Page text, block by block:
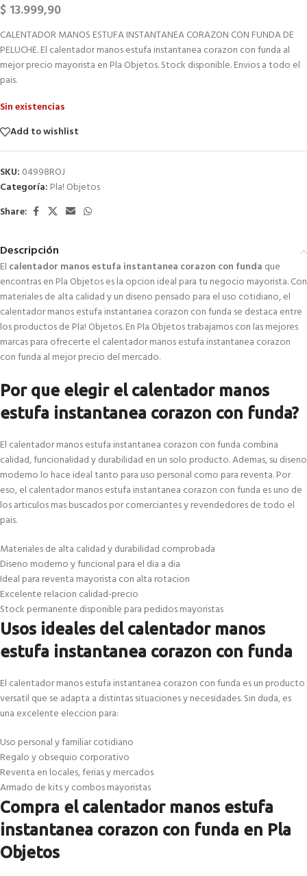
$ 13.999,90
CALENTADOR MANOS ESTUFA INSTANTANEA CORAZON CON FUNDA DE
PELUCHE. El calentador manos estufa instantanea corazon con funda al
mejor precio mayorista en Pla Objetos. Stock disponible. Envios a todo el
pais.
Sin existencias
Add to wishlist
SKU: 04998ROJ
Categoría: Pla! Objetos
Share:
Descripción
El calentador manos estufa instantanea corazon con funda que
encontras en Pla Objetos es la opcion ideal para tu negocio mayorista. Con
materiales de alta calidad y un diseno pensado para el uso cotidiano, el
calentador manos estufa instantanea corazon con funda se destaca entre
los productos de Pla! Objetos. En Pla Objetos trabajamos con las mejores
marcas para ofrecerte el calentador manos estufa instantanea corazon
con funda al mejor precio del mercado.
Por que elegir el calentador manos
estufa instantanea corazon con funda?
El calentador manos estufa instantanea corazon con funda combina
calidad, funcionalidad y durabilidad en un solo producto. Ademas, su diseno
moderno lo hace ideal tanto para uso personal como para reventa. Por
eso, el calentador manos estufa instantanea corazon con funda es uno de
los articulos mas buscados por comerciantes y revendedores de todo el
pais.
Materiales de alta calidad y durabilidad comprobada
Diseno moderno y funcional para el dia a dia
Ideal para reventa mayorista con alta rotacion
Excelente relacion calidad-precio
Stock permanente disponible para pedidos mayoristas
Usos ideales del calentador manos
estufa instantanea corazon con funda
El calentador manos estufa instantanea corazon con funda es un producto
versatil que se adapta a distintas situaciones y necesidades. Sin duda, es
una excelente eleccion para:
Uso personal y familiar cotidiano
Regalo y obsequio corporativo
Reventa en locales, ferias y mercados
Armado de kits y combos mayoristas
Compra el calentador manos estufa
instantanea corazon con funda en Pla
Objetos